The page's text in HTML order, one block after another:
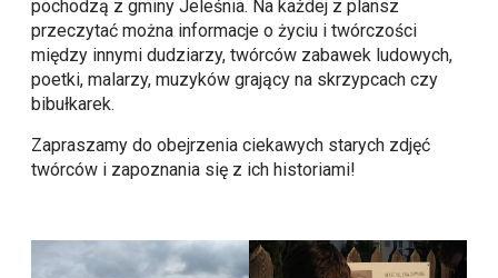
pochodzą z gminy Jeleśnia. Na każdej z plansz
przeczytać można informacje o życiu i twórczości
między innymi dudziarzy, twórców zabawek ludowych,
poetki, malarzy, muzyków grający na skrzypcach czy
bibułkarek.
Zapraszamy do obejrzenia ciekawych starych zdjęć
twórców i zapoznania się z ich historiami!